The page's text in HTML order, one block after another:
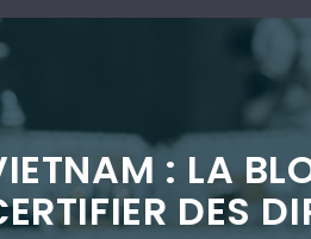
: LA
DES